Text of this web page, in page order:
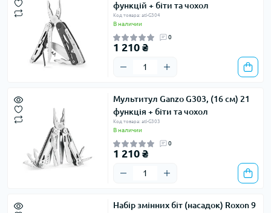
функцій + біти та чохол
Код товара: atl-G304
В наличии
0
1 210 ₴
Мультитул Ganzo G303, (16 см) 21
функція + біти та чохол
Код товара: atl-G303
В наличии
0
1 210 ₴
Набір змінних біт (насадок) Roxon 9